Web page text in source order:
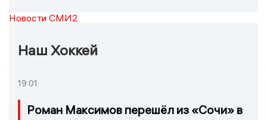
Новости СМИ2
Наш Хоккей
19:01
Роман Максимов перешёл из «Сочи» в